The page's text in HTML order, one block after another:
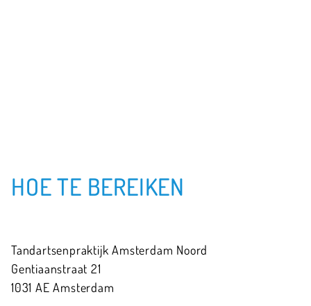
HOE TE BEREIKEN
Tandartsenpraktijk Amsterdam Noord
Gentiaanstraat21
1031 AE Amsterdam